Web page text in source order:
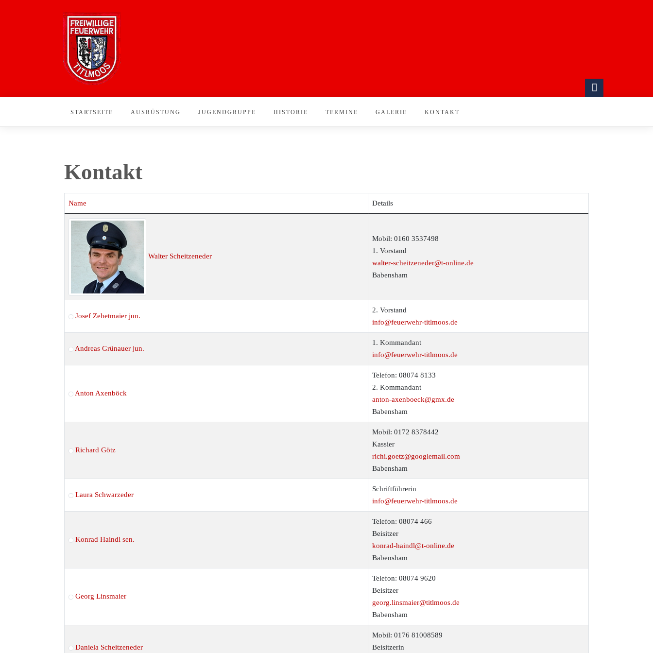
STARTSEITE AUSRÜSTUNG JUGENDGRUPPE HISTORIE TERMINE GALERIE KONTAKT
Kontakt
Kontakte,
Name Details
Walter Scheitzeneder
Mobil: 0160 3537498
1. Vorstand
walter-scheitzeneder@t-online.de
Babensham
Josef Zehetmaier jun.
2. Vorstand
info@feuerwehr-titlmoos.de
Andreas Grünauer jun.
1. Kommandant
info@feuerwehr-titlmoos.de
Anton Axenböck
Telefon: 08074 8133
2. Kommandant
anton-axenboeck@gmx.de
Babensham
Richard Götz
Mobil: 0172 8378442
Kassier
richi.goetz@googlemail.com
Babensham
Laura Schwarzeder
Schriftführerin
info@feuerwehr-titlmoos.de
Konrad Haindl sen.
Telefon: 08074 466
Beisitzer
konrad-haindl@t-online.de
Babensham
Georg Linsmaier
Telefon: 08074 9620
Beisitzer
georg.linsmaier@titlmoos.de
Babensham
Daniela Scheitzeneder
Mobil: 0176 81008589
Beisitzerin